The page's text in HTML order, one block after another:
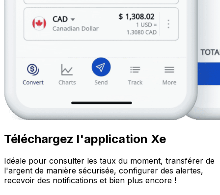
Téléchargez l'application Xe
Idéale pour consulter les taux du moment, transférer de
l'argent de manière sécurisée, configurer des alertes,
recevoir des notifications et bien plus encore !